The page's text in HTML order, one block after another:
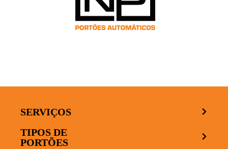
SERVIÇOS
TIPOS DE
PORTÕES